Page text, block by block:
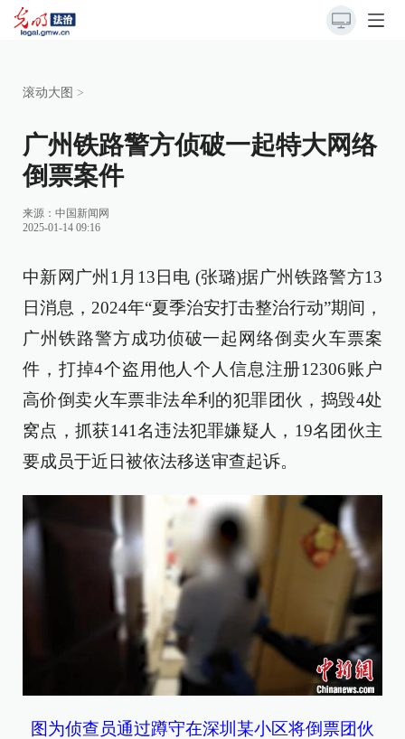
滚动大图 >
广州铁路警方侦破一起特大网络
倒票案件
来源： 中国新闻网
2025-01-14 09:16
中新网广州1月13日电 (张璐)据广州铁路警方13
日消息，2024年“夏季治安打击整治行动”期间，
广州铁路警方成功侦破一起网络倒卖火车票案
件，打掉4个盗用他人个人信息注册12306账户
高价倒卖火车票非法牟利的犯罪团伙，捣毁4处
窝点，抓获141名违法犯罪嫌疑人，19名团伙主
要成员于近日被依法移送审查起诉。
图为侦查员通过蹲守在深圳某小区将倒票团伙